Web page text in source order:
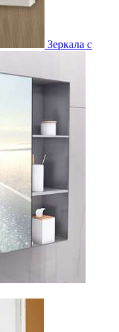
Зеркала с